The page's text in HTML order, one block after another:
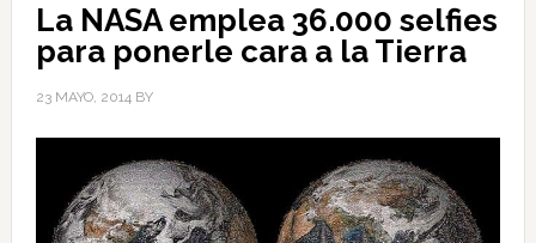
La NASA emplea 36.000 selfies
para ponerle cara a la Tierra
23 MAYO, 2014BY